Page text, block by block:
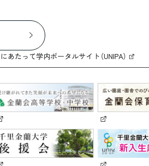
あたって学内ポータルサイト（UNIPA）